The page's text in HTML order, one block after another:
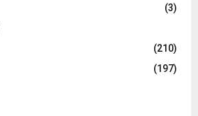
(3)
(210)
(197)